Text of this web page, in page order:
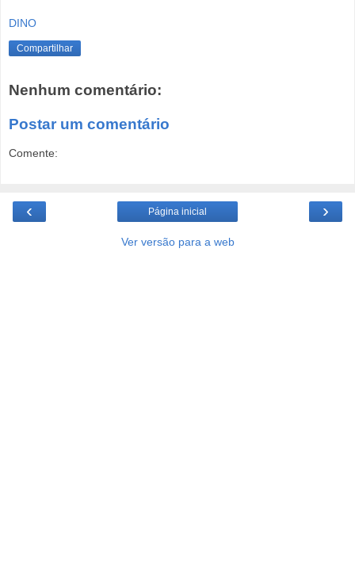
DINO
Compartilhar
Nenhum comentário:
Postar um comentário
Comente:
‹ ›
Página inicial
Ver versão para a web